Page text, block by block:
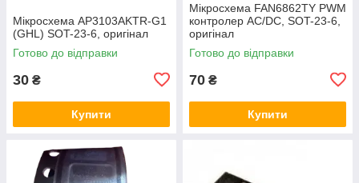
Мікросхема AP3103AKTR-G1
(GHL) SOT-23-6, оригінал
Готово до відправки
30 ₴
Купити
Мікросхема FAN6862TY PWM
контролер AC/DC, SOT-23-6,
оригінал
Готово до відправки
70 ₴
Купити